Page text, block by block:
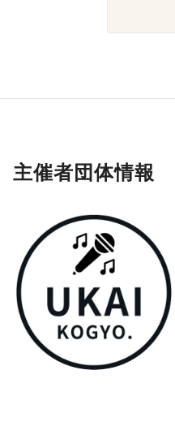
主催者団体情報